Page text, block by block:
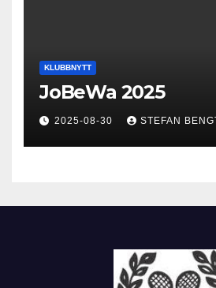
KLUBBNYTT
JoBeWa 2025
2025-08-30 STEFAN